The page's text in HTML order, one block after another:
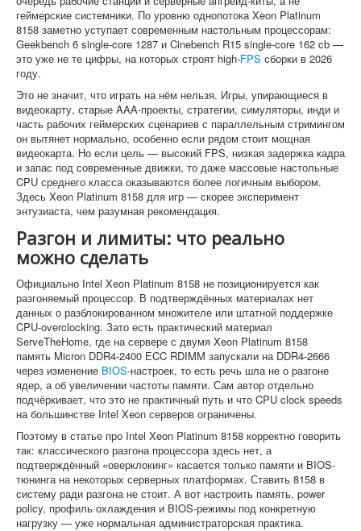
геймерские системники. По уровню однопотока Xeon Platinum
8158 заметно уступает современным настольным процессорам:
Geekbench 6 single-core 1287 и Cinebench R15 single-core 162 cb —
это уже не те цифры, на которых строят high-FPS сборки в 2026
году.
Это не значит, что играть на нём нельзя. Игры, упирающиеся в
видеокарту, старые AAA-проекты, стратегии, симуляторы, инди и
часть рабочих геймерских сценариев с параллельным стримингом
он вытянет нормально, особенно если рядом стоит мощная
видеокарта. Но если цель — высокий FPS, низкая задержка кадра
и запас под современные движки, то даже массовые настольные
CPU среднего класса оказываются более логичным выбором.
Здесь Xeon Platinum 8158 для игр — скорее эксперимент
энтузиаста, чем разумная рекомендация.
Разгон и лимиты: что реально
можно сделать
Официально Intel Xeon Platinum 8158 не позиционируется как
разгоняемый процессор. В подтверждённых материалах нет
данных о разблокированном множителе или штатной поддержке
CPU-overclocking. Зато есть практический материал
ServeTheHome, где на сервере с двумя Xeon Platinum 8158
память Micron DDR4-2400 ECC RDIMM запускали на DDR4-2666
через изменение BIOS-настроек, то есть речь шла не о разгоне
ядер, а об увеличении частоты памяти. Сам автор отдельно
подчёркивает, что это не практичный путь и что CPU clock speeds
на большинстве Intel Xeon серверов ограничены.
Поэтому в статье про Intel Xeon Platinum 8158 корректно говорить
так: классического разгона процессора здесь нет, а
подтверждённый «оверклокинг» касается только памяти и BIOS-
тюнинга на некоторых серверных платформах. Ставить 8158 в
систему ради разгона не стоит. А вот настроить память, power
policy, профиль охлаждения и BIOS-режимы под конкретную
нагрузку — уже нормальная администраторская практика.